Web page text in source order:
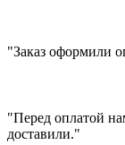
"Заказ оформили
"Перед оплатой
доставили."